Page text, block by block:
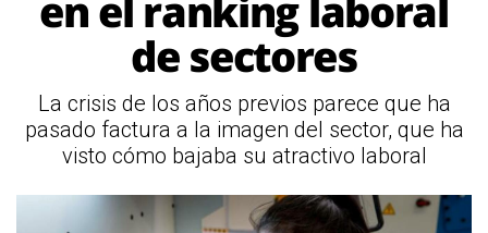
de sectores
La crisis de los años previos parece que ha
pasado factura a la imagen del sector, que ha
visto cómo bajaba su atractivo laboral